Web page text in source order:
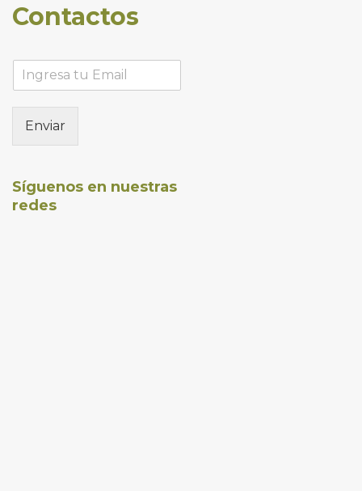
Contactos
Enviar
Síguenos en nuestras
redes